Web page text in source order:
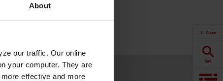
About
our traffic. Our online
your computer. They are
effective and more
Close
Søk